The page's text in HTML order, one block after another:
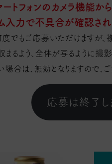
トフォンのカメラ機能か
入力で不具合が確認され
でもご応募いただけますが、
るよう、全体が写るように撮影
は、無効となりますので、ご
応募は終了し